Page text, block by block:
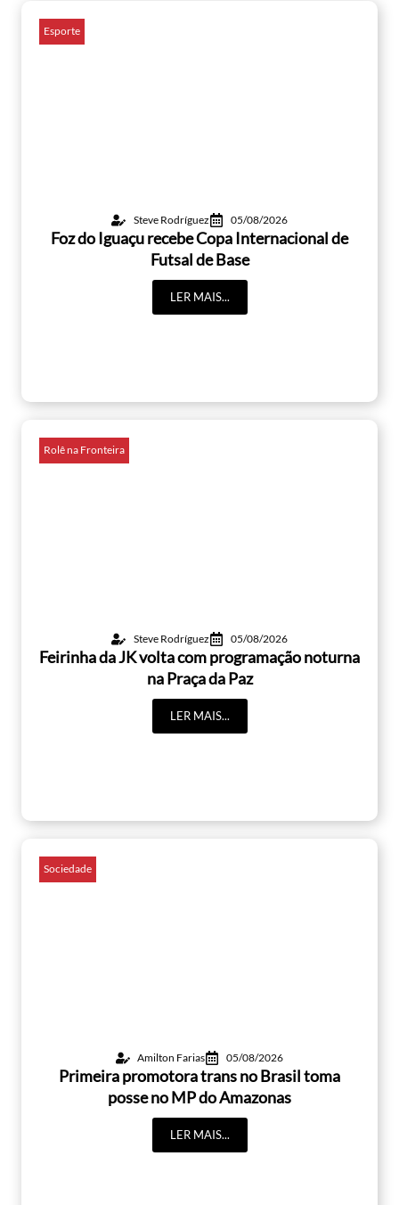
Esporte
Steve Rodríguez 05/08/2026
Foz do Iguaçu recebe Copa Internacional de
Futsal de Base
LER MAIS...
Rolê na Fronteira
Steve Rodríguez 05/08/2026
Feirinha da JK volta com programação noturna
na Praça da Paz
LER MAIS...
Sociedade
Amilton Farias 05/08/2026
Primeira promotora trans no Brasil toma
posse no MP do Amazonas
LER MAIS...